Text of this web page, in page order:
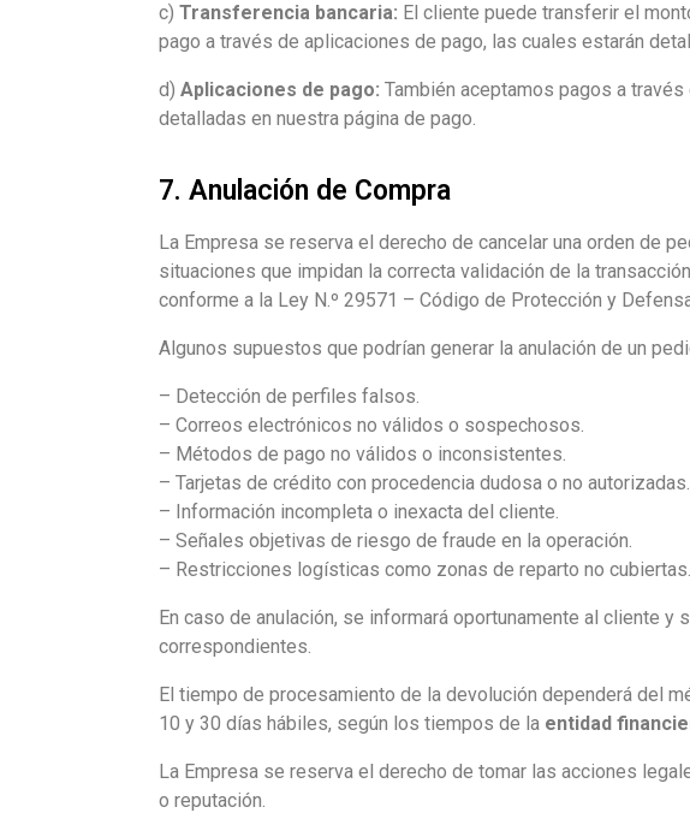
c) Transferencia bancaria: El cliente puede transferir el
pago a través de aplicaciones de pago, las cuales estarán
d) Aplicaciones de pago: También aceptamos pagos a
detalladas en nuestra página de pago.
7. Anulación de Compra
La Empresa se reserva el derecho de cancelar una orden de
situaciones que impidan la correcta validación de la
conforme a la Ley N.º 29571 – Código de Protección y
Algunos supuestos que podrían generar la anulación de un
– Detección de perfiles falsos.
– Correos electrónicos no válidos o sospechosos.
– Métodos de pago no válidos o inconsistentes.
– Tarjetas de crédito con procedencia dudosa o no autorizadas.
– Información incompleta o inexacta del cliente.
– Señales objetivas de riesgo de fraude en la operación.
– Restricciones logísticas como zonas de reparto no cubiertas.
En caso de anulación, se informará oportunamente al cliente
correspondientes.
El tiempo de procesamiento de la devolución dependerá del
10 y 30 días hábiles, según los tiempos de la entidad
La Empresa se reserva el derecho de tomar las acciones
o reputación.